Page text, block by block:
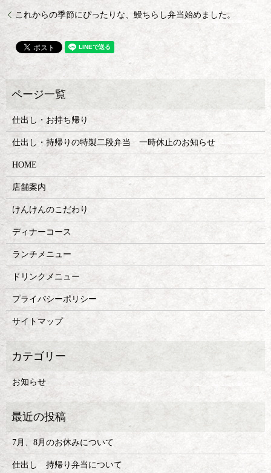
これからの季節にぴったりな、鰻ちらし弁当始めました。
仕出し・お持ち帰り
仕出し・持帰りの特製二段弁当 一時休止のお知らせ
HOME
店舗案内
けんけんのこだわり
ディナーコース
ランチメニュー
ドリンクメニュー
プライバシーポリシー
サイトマップ
お知らせ
7月、8月のお休みについて
仕出し 持帰り弁当について